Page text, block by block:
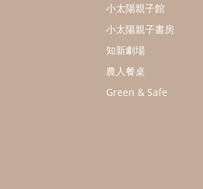
小太陽親子館
小太陽親子書房
知新劇場
農人餐桌
Green & Safe